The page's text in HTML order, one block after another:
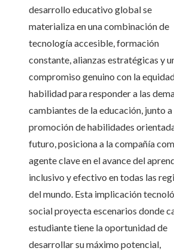
desarrollo educativo global se
materializa en una combinación de
tecnología accesible, formación
constante, alianzas estratégicas y
compromiso genuino con la
habilidad para responder a las
cambiantes de la educación, junto a
promoción de habilidades
futuro, posiciona a la compañía
agente clave en el avance del
inclusivo y efectivo en todas las
del mundo. Esta implicación
social proyecta escenarios donde
estudiante tiene la oportunidad de
desarrollar su máximo potencial,